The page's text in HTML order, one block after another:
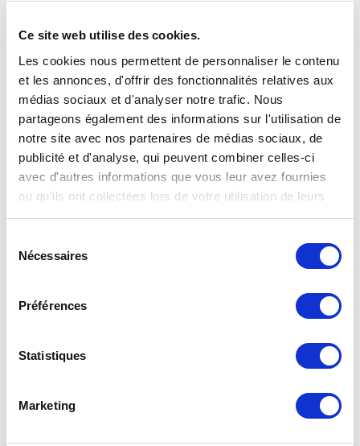
Ce site web utilise des cookies.
Les cookies nous permettent de personnaliser le contenu
et les annonces, d'offrir des fonctionnalités relatives aux
médias sociaux et d'analyser notre trafic. Nous
partageons également des informations sur l'utilisation de
notre site avec nos partenaires de médias sociaux, de
publicité et d'analyse, qui peuvent combiner celles-ci
avec d'autres informations que vous leur avez fournies
ou qu'ils ont collectées lors de votre utilisation de leurs
services.
Nécessaires
Préférences
Statistiques
Marketing
Rapport RSE Clesse
Découvrez le rapport RSE CLESSE 2026-2027 ! Les enjeux
RSE (Responsabilité Sociétale des Entreprises) sont au
cœur de la stratégi